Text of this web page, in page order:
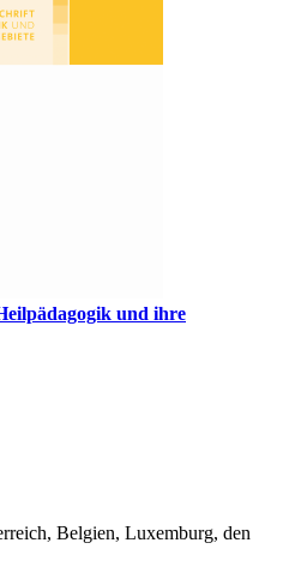
und ihre
Belgien, Luxemburg, den